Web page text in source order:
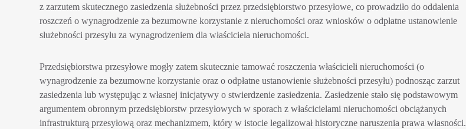
z zarzutem skutecznego zasiedzenia służebności przez przedsiębiorstwo przesyłowe, co prowadziło do oddalenia
roszczeń o wynagrodzenie za bezumowne korzystanie z nieruchomości oraz wniosków o odpłatne ustanowienie
służebności przesyłu za wynagrodzeniem dla właściciela nieruchomości.
Przedsiębiorstwa przesyłowe mogły zatem skutecznie tamować roszczenia właścicieli nieruchomości (o
wynagrodzenie za bezumowne korzystanie oraz o odpłatne ustanowienie służebności przesyłu) podnosząc zarzut
zasiedzenia lub występując z własnej inicjatywy o stwierdzenie zasiedzenia. Zasiedzenie stało się podstawowym
argumentem obronnym przedsiębiorstw przesyłowych w sporach z właścicielami nieruchomości obciążanych
infrastrukturą przesyłową oraz mechanizmem, który w istocie legalizował historyczne naruszenia prawa własności.